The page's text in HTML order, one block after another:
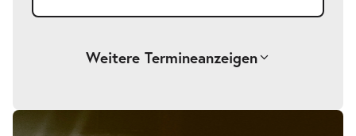
Weitere Termineanzeigen
Der Koffer der Adele Kurzweil-
Bildergalerie
überspringen